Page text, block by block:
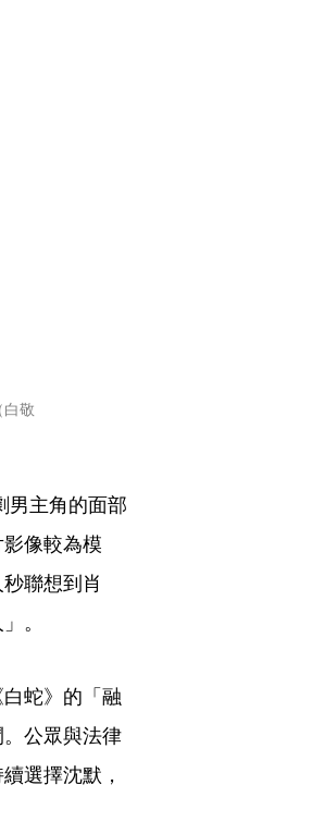
敬
男主角的面部
像較為模
聯想到肖
。
蛇》的「融
公眾與法律
選擇沈默，